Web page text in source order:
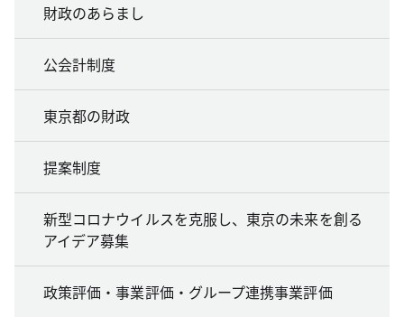
財政のあらまし
公会計制度
東京都の財政
提案制度
新型コロナウイルスを克服し、東京の未来を創る
アイデア募集
政策評価・事業評価・グループ連携事業評価